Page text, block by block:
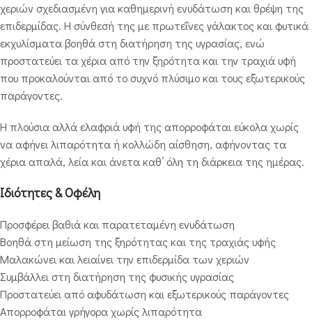
χεριών σχεδιασμένη για καθημερινή ενυδάτωση και θρέψη της
επιδερμίδας. Η σύνθεσή της με πρωτεΐνες γάλακτος και φυτικά
εκχυλίσματα βοηθά στη διατήρηση της υγρασίας, ενώ
προστατεύει τα χέρια από την ξηρότητα και την τραχιά υφή
που προκαλούνται από το συχνό πλύσιμο και τους εξωτερικούς
παράγοντες.
Η πλούσια αλλά ελαφριά υφή της απορροφάται εύκολα χωρίς
να αφήνει λιπαρότητα ή κολλώδη αίσθηση, αφήνοντας τα
χέρια απαλά, λεία και άνετα καθ’ όλη τη διάρκεια της ημέρας.
Ιδιότητες & Οφέλη
Προσφέρει βαθιά και παρατεταμένη ενυδάτωση
Βοηθά στη μείωση της ξηρότητας και της τραχιάς υφής
Μαλακώνει και λειαίνει την επιδερμίδα των χεριών
Συμβάλλει στη διατήρηση της φυσικής υγρασίας
Προστατεύει από αφυδάτωση και εξωτερικούς παράγοντες
Απορροφάται γρήγορα χωρίς λιπαρότητα